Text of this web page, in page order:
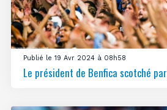
Publié le 19 Avr 2024 à 08h58
Le président de Benfica scotché